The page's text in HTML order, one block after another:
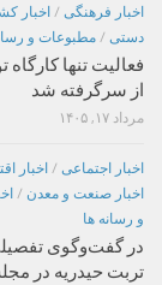
اخبار فرهنگی / اخبار
دستی / مطبوعات و
فعالیت تنها
از سرگرفته شد
مرداد ۱۷, ۱۴۰۵
اخبار اجتماعی / اخبار
اخبار صنعت و معدن /
و رسانه ها
در گفت‌وگوی تفصیلی